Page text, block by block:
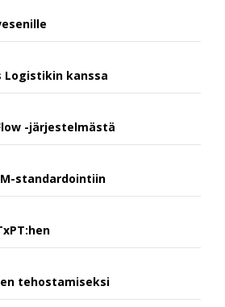
Logistikin kanssa
-järjestelmästä
standardointiin
tehostamiseksi